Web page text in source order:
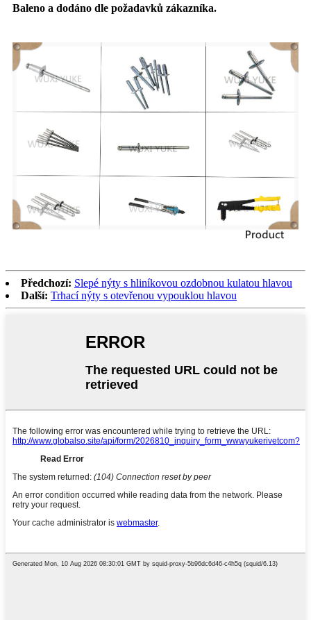
Baleno a dodáno dle požadavků zákazníka.
Předchozí: Slepé nýty s hliníkovou ozdobnou kulatou hlavou
Další: Trhací nýty s otevřenou vypouklou hlavou